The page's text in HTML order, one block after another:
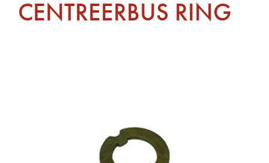
CENTREERBUS RING